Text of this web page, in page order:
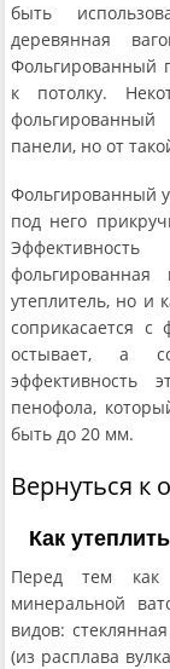
быть
деревянная
Фольгированный
к потолку.
панели, но от
Фольгированный
под него
утеплитель, но и
соприкасается с
остывает, а
эффективность
пенофола,
быть до 20 мм.
Вернуться к
Как
Перед тем как
минеральной
видов:
(из расплава